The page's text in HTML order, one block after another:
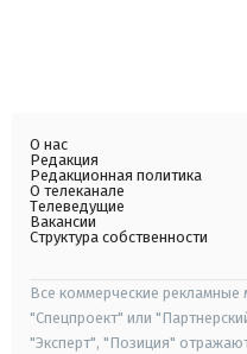
О нас
Редакция
Редакционная политика
О телеканале
Телеведущие
Вакансии
Структура собственности
Все коммерческие
"Спецпроект" или
"Эксперт", "Позиция"